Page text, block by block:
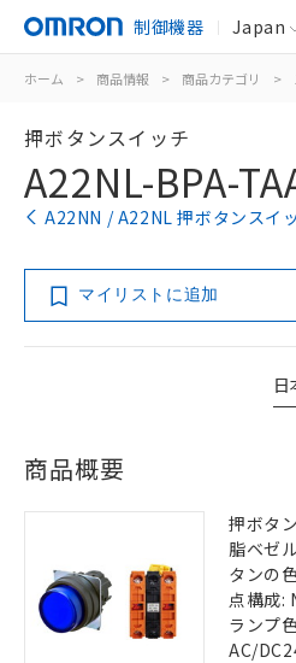
制御機器 Japan
ホーム > 商品情報 > 商品カテゴリ >
押ボタンスイッチ
A22NL-BPA-
A22NN / A22NL 押ボタンスイ
マイリストに追加
日
商品概要
押ボタ
脂ベゼ
タンの
点構成:
ランプ
AC/